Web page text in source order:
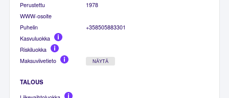
Perustettu
1978
WWW-osoite
Puhelin
+358505883301
Kasvuluokka
Riskiluokka
Maksuviivetieto
NÄYTÄ
TALOUS